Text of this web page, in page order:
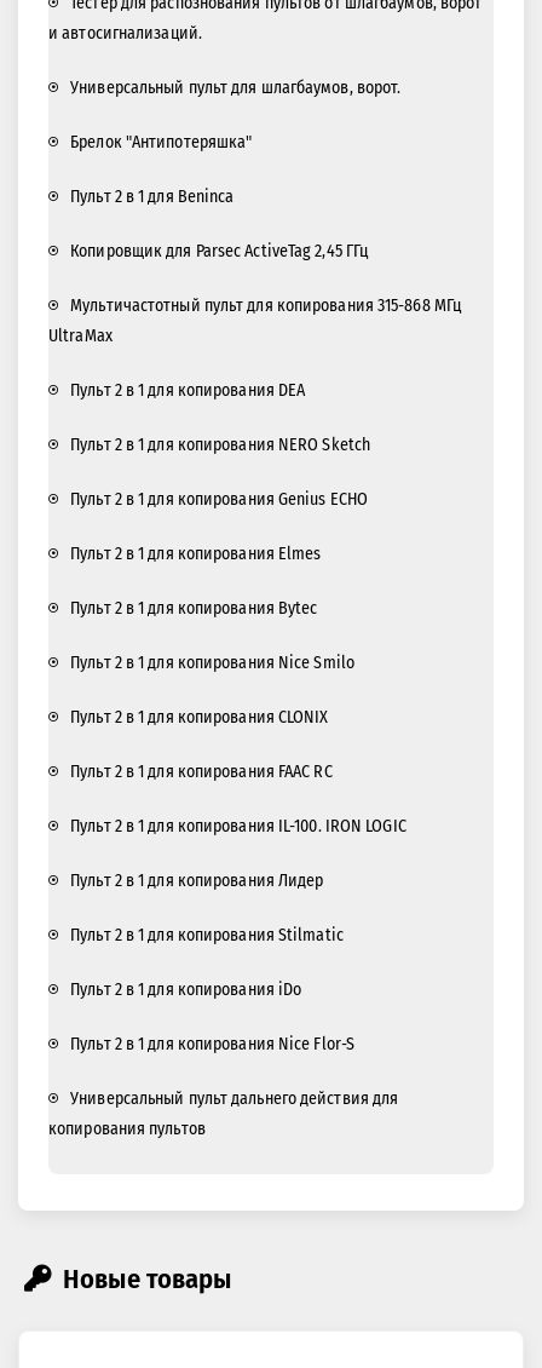
и автосигнализаций.
Универсальный пульт для шлагбаумов, ворот.
Брелок "Антипотеряшка"
Пульт 2 в 1 для Beninca
Копировщик для Parsec ActiveTag 2,45 ГГц
Мультичастотный пульт для копирования 315-868 МГц
UltraMax
Пульт 2 в 1 для копирования DEA
Пульт 2 в 1 для копирования NERO Sketch
Пульт 2 в 1 для копирования Genius ECHO
Пульт 2 в 1 для копирования Elmes
Пульт 2 в 1 для копирования Bytec
Пульт 2 в 1 для копирования Nice Smilo
Пульт 2 в 1 для копирования CLONIX
Пульт 2 в 1 для копирования FAAC RC
Пульт 2 в 1 для копирования IL-100. IRON LOGIC
Пульт 2 в 1 для копирования Лидер
Пульт 2 в 1 для копирования Stilmatic
Пульт 2 в 1 для копирования iDo
Пульт 2 в 1 для копирования Nice Flor-S
Универсальный пульт дальнего действия для
копирования пультов
Новые товары